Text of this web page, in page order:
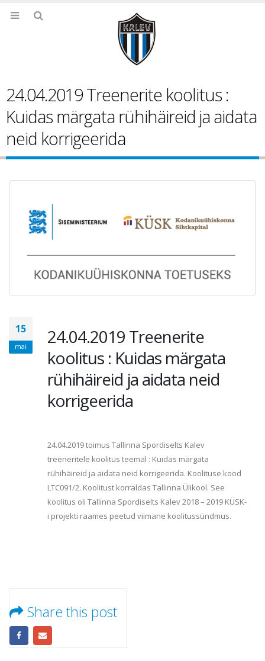
24.04.2019 Treenerite koolitus :
Kuidas märgata rühihäireid ja aidata
neid korrigeerida
15
mai
24.04.2019 Treenerite
koolitus : Kuidas märgata
rühihäireid ja aidata neid
korrigeerida
24.04.2019 toimus Tallinna Spordiselts Kalev
treeneritele koolitus teemal : Kuidas märgata
rühihäireid ja aidata neid korrigeerida. Koolituse kood
LTC091/2. Koolitust korraldas Tallinna Ülikool. See
koolitus oli Tallinna Spordiselts Kalev 2018 – 2019 KÜSK-
i projekti raames peetud viimane koolitussündmus.
Share this post